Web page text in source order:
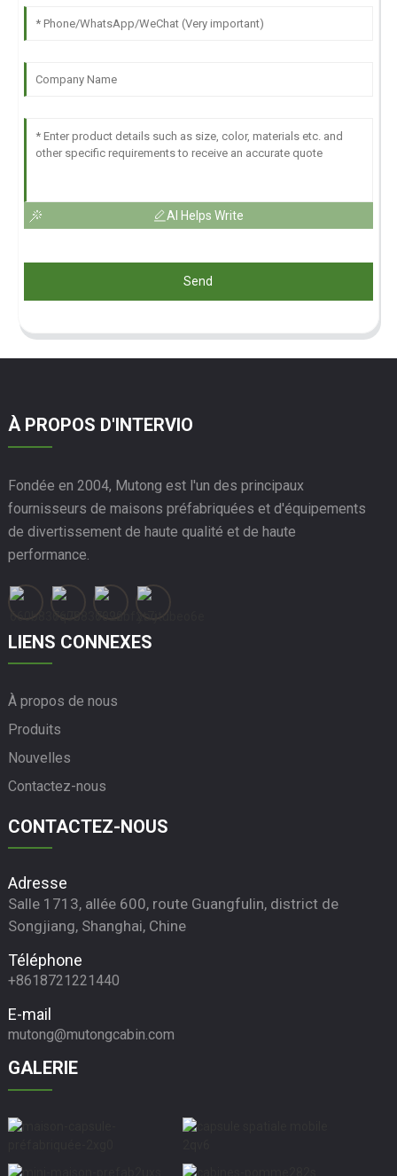
AI Helps Write
Send
À PROPOS D'INTERVIO
Fondée en 2004, Mutong est l'un des principaux
fournisseurs de maisons préfabriquées et d'équipements
de divertissement de haute qualité et de haute
performance.
LIENS CONNEXES
À propos de nous
Produits
Nouvelles
Contactez-nous
CONTACTEZ-NOUS
Adresse
Salle 1713, allée 600, route Guangfulin, district de
Songjiang, Shanghai, Chine
Téléphone
+8618721221440
E-mail
mutong@mutongcabin.com
GALERIE